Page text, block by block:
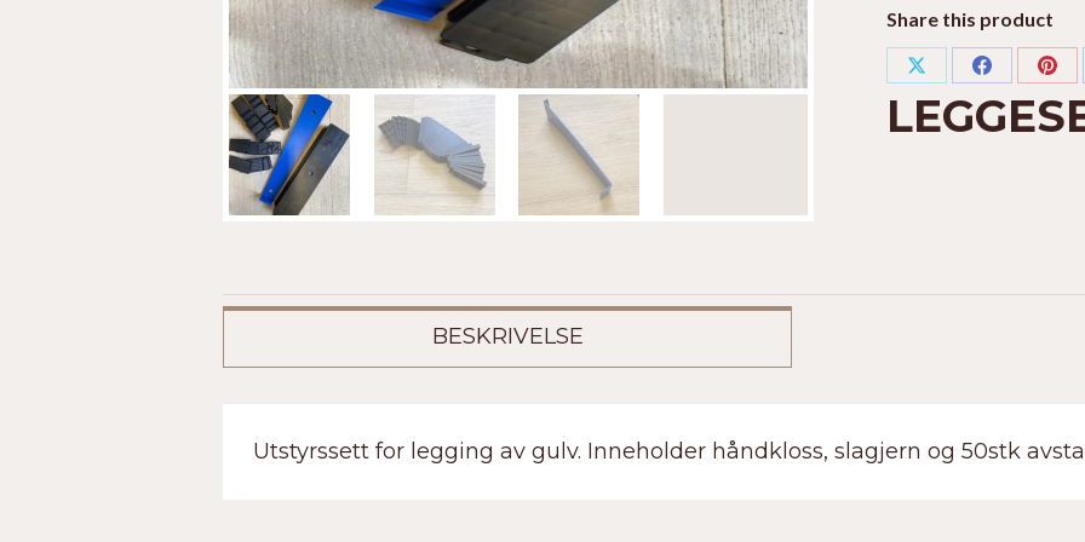
Share this product
Share
on
Share
on
on
BESKRIVELSE
Utstyrssett for legging av gulv. Inneholder håndkloss, slagjern og 50stk